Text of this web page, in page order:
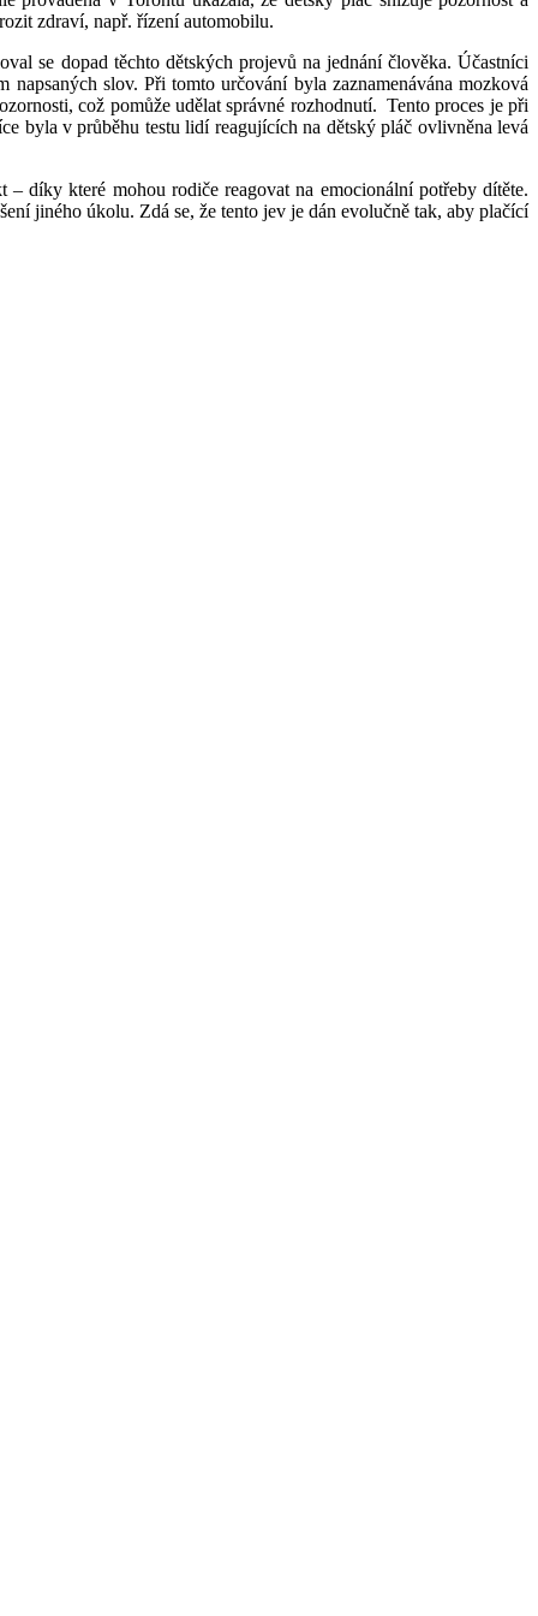
zdraví, např. řízení automobilu.
se dopad těchto dětských projevů na jednání člověka. Účastníci
slov. Při tomto určování byla zaznamenávána mozková
což pomůže udělat správné rozhodnutí. Tento proces je při
byla v průběhu testu lidí reagujících na dětský pláč ovlivněna levá
díky které mohou rodiče reagovat na emocionální potřeby dítěte.
jiného úkolu. Zdá se, že tento jev je dán evolučně tak, aby plačící